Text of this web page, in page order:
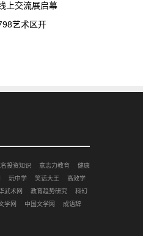
上交流展启幕
艺术区开
投资知识 意志力教育
健康
玩中学 笑话大王
高效学
武术网 教育趋势研究
科幻
学网 中国文学网
成语辞